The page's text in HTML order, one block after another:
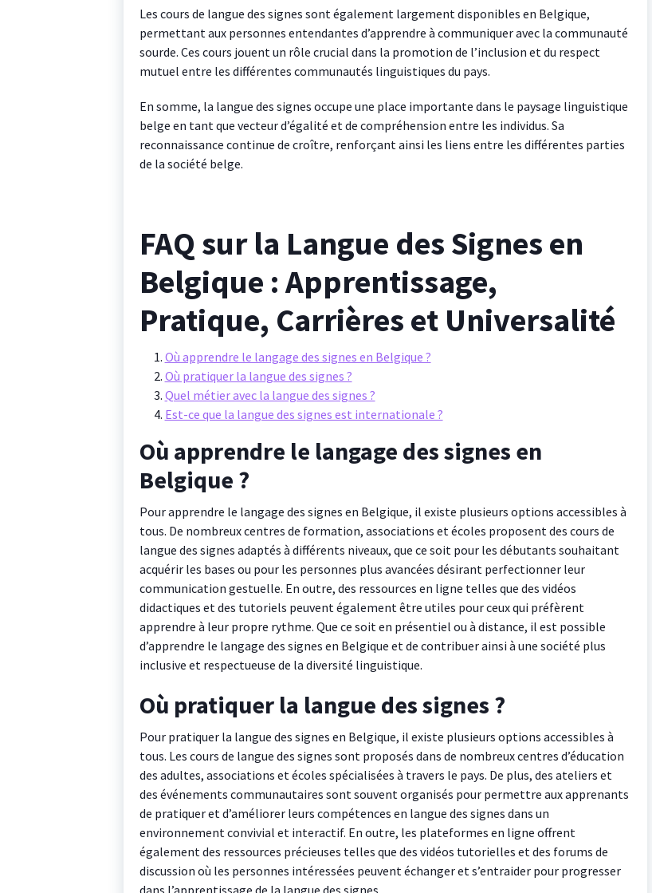
Les cours de langue des signes sont également largement disponibles en Belgique,
permettant aux personnes entendantes d’apprendre à communiquer avec la communauté
sourde. Ces cours jouent un rôle crucial dans la promotion de l’inclusion et du respect
mutuel entre les différentes communautés linguistiques du pays.
En somme, la langue des signes occupe une place importante dans le paysage linguistique
belge en tant que vecteur d’égalité et de compréhension entre les individus. Sa
reconnaissance continue de croître, renforçant ainsi les liens entre les différentes parties
de la société belge.
FAQ sur la Langue des Signes en
Belgique : Apprentissage,
Pratique, Carrières et Universalité
Où apprendre le langage des signes en Belgique ?
Où pratiquer la langue des signes ?
Quel métier avec la langue des signes ?
Est-ce que la langue des signes est internationale ?
Où apprendre le langage des signes en
Belgique ?
Pour apprendre le langage des signes en Belgique, il existe plusieurs options accessibles à
tous. De nombreux centres de formation, associations et écoles proposent des cours de
langue des signes adaptés à différents niveaux, que ce soit pour les débutants souhaitant
acquérir les bases ou pour les personnes plus avancées désirant perfectionner leur
communication gestuelle. En outre, des ressources en ligne telles que des vidéos
didactiques et des tutoriels peuvent également être utiles pour ceux qui préfèrent
apprendre à leur propre rythme. Que ce soit en présentiel ou à distance, il est possible
d’apprendre le langage des signes en Belgique et de contribuer ainsi à une société plus
inclusive et respectueuse de la diversité linguistique.
Où pratiquer la langue des signes ?
Pour pratiquer la langue des signes en Belgique, il existe plusieurs options accessibles à
tous. Les cours de langue des signes sont proposés dans de nombreux centres d’éducation
des adultes, associations et écoles spécialisées à travers le pays. De plus, des ateliers et
des événements communautaires sont souvent organisés pour permettre aux apprenants
de pratiquer et d’améliorer leurs compétences en langue des signes dans un
environnement convivial et interactif. En outre, les plateformes en ligne offrent
également des ressources précieuses telles que des vidéos tutorielles et des forums de
discussion où les personnes intéressées peuvent échanger et s’entraider pour progresser
dans l’apprentissage de la langue des signes.